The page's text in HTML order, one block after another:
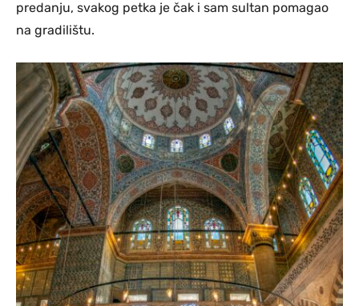
predanju, svakog petka je čak i sam sultan pomagao
na gradilištu.